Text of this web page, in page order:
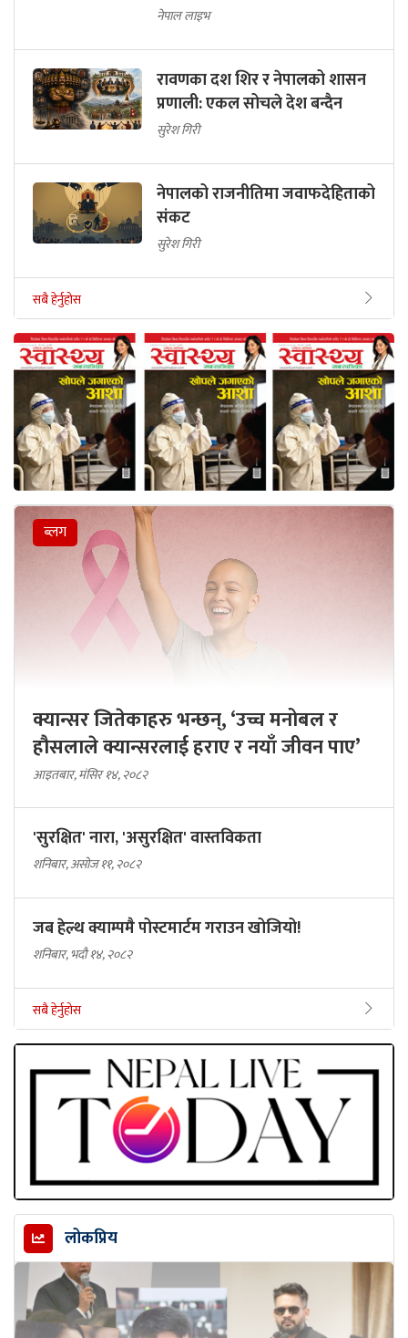
नेपाल लाइभ
रावणका दश शिर र नेपालको शासन
प्रणाली: एकल सोचले देश बन्दैन
सुरेश गिरी
नेपालको राजनीतिमा जवाफदेहिताको
संकट
सुरेश गिरी
सबै हेर्नुहोस
ब्लग
क्यान्सर जितेकाहरु भन्छन्, ‘उच्च मनोबल र
हौसलाले क्यान्सरलाई हराए र नयाँ जीवन पाए’
आइतबार, मंसिर १४, २०८२
'सुरक्षित' नारा, 'असुरक्षित' वास्तविकता
शनिबार, असोज ११, २०८२
जब हेल्थ क्याम्पमै पोस्टमार्टम गराउन खोजियो!
शनिबार, भदौ १४, २०८२
सबै हेर्नुहोस
लोकप्रिय